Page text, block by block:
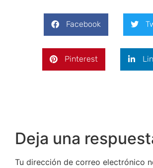
Facebook
Pinterest
Deja una
Tu dirección de correo electrónico